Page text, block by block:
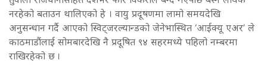
नरहेको बताउन थालिएको हे । वायु प्रदूषणमा लामो समयदेखि
अनुसन्धान गर्दै आएको स्विट्जरल्यान्डको जेनेभास्थित ‘आईक्यू एअर’ ले
काठमाडौंलाई सोमबारदेखि नै प्रदूषित ९४ सहरमध्ये पहिलो नम्बरमा
राखिरहेको छ ।